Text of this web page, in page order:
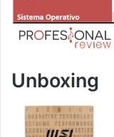
Unboxing